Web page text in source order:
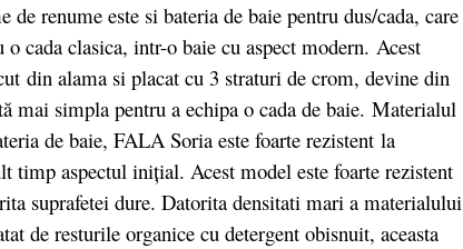
renume este si bateria de baie pentru dus/cada, care
cada clasica, intr-o baie cu aspect modern. Acest
din alama si placat cu 3 straturi de crom, devine din
mai simpla pentru a echipa o cada de baie. Materialul
de baie, FALA Soria este foarte rezistent la
aspectul inițial. Acest model este foarte rezistent
suprafetei dure. Datorita densitati mari a materialului
de resturile organice cu detergent obisnuit, aceasta